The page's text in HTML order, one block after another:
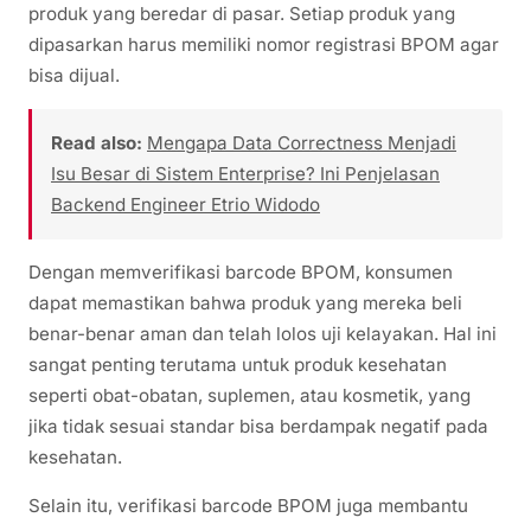
produk yang beredar di pasar. Setiap produk yang
dipasarkan harus memiliki nomor registrasi BPOM agar
bisa dijual.
Read also: Mengapa Data Correctness Menjadi
Isu Besar di Sistem Enterprise? Ini Penjelasan
Backend Engineer Etrio Widodo
Dengan memverifikasi barcode BPOM, konsumen
dapat memastikan bahwa produk yang mereka beli
benar-benar aman dan telah lolos uji kelayakan. Hal ini
sangat penting terutama untuk produk kesehatan
seperti obat-obatan, suplemen, atau kosmetik, yang
jika tidak sesuai standar bisa berdampak negatif pada
kesehatan.
Selain itu, verifikasi barcode BPOM juga membantu